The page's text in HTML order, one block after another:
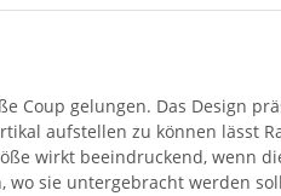
Coup gelungen. Das Design
aufstellen zu können lässt
wirkt beeindruckend, wenn
sie untergebracht werden